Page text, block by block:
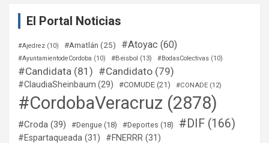
El Portal Noticias
#Ajedrez (10) #Amatlán (25) #Atoyac (60)
#AyuntamientodeCordoba (10) #Beisbol (13) #BodasColectivas (10)
#Candidata (81) #Candidato (79)
#ClaudiaSheinbaum (29) #COMUDE (21) #CONADE (12)
#CordobaVeracruz (2878)
#Croda (39) #Dengue (18) #Deportes (18) #DIF (166)
#Espartaqueada (31) #FNERRR (31)